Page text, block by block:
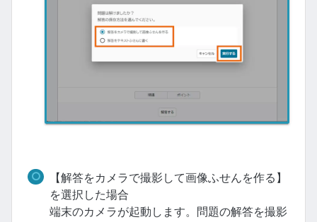
【解答をカメラで撮影して画像ふせんを作る】
を選択した場合
端末のカメラが起動します。問題の解答を撮影